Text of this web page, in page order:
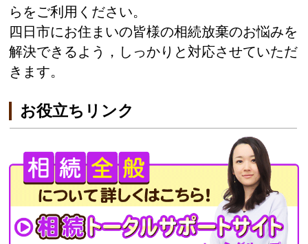
らをご利用ください。
四日市にお住まいの皆様の相続放棄のお悩みを
解決できるよう，しっかりと対応させていただ
きます。
お役立ちリンク